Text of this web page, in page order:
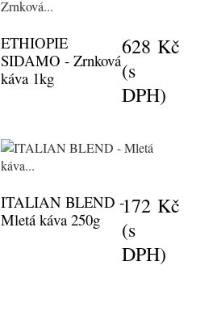
ETHIOPIE
SIDAMO - Zrnková
káva 1kg
628 Kč
(s
DPH)
ITALIAN BLEND -
Mletá káva 250g
172 Kč
(s
DPH)